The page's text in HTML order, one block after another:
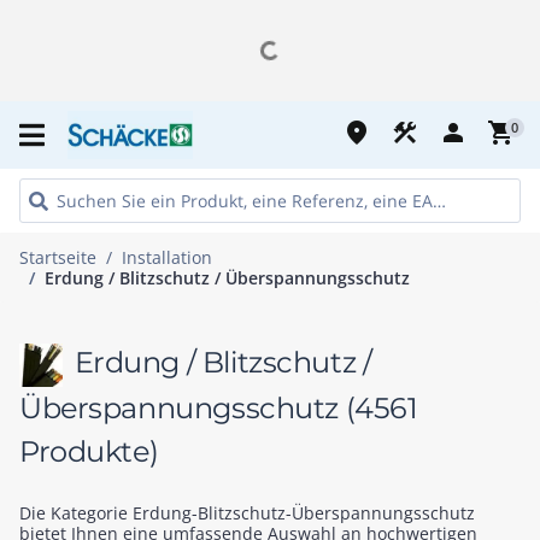
place construction person shopping_cart0
Startseite
Installation
Erdung / Blitzschutz / Überspannungsschutz
Erdung / Blitzschutz /
Überspannungsschutz (4561
Produkte)
Die Kategorie Erdung-Blitzschutz-Überspannungsschutz
bietet Ihnen eine umfassende Auswahl an hochwertigen